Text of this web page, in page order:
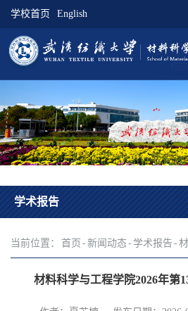
学校首页 English
学术报告
当前位置： 首页 - 新闻动态- 学术报告 -
材料科学与工程学院2026年第